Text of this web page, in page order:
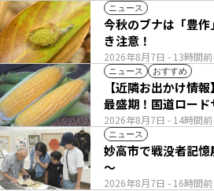
ニュース
2026年8月7日 - 13時間前
今秋のブナは「豊作」予測 クマ出
き注意！
ニュース おすすめ
2026年8月7日 - 14時間前
【近隣お出かけ情
最盛期！国道ロー
い列
ニュース
2026年8月7日 - 16時間前
妙高市で戦没者記
～